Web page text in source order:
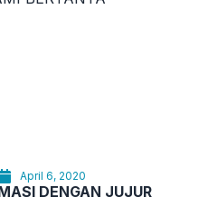
April 6, 2020
DENGAN JUJUR